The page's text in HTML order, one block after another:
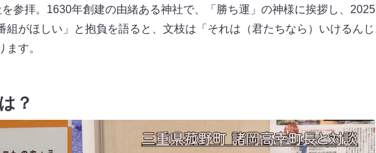
参拝。1630年創建の由緒ある神社で、「勝ち運」の神様に挨拶し、2025
がほしい」と抱負を語ると、文枝は「それは（君たちなら）いけるんじ
す。
？